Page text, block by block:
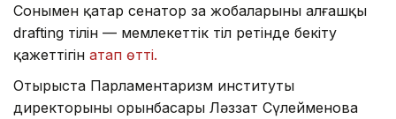
Сонымен қатар сенатор заң жобаларының алғашқы
drafting тілін — мемлекеттік тіл ретінде бекіту
қажеттігін атап өтті.
Отырыста Парламентаризм институты
директорының орынбасары Ләззат Сүлейменова